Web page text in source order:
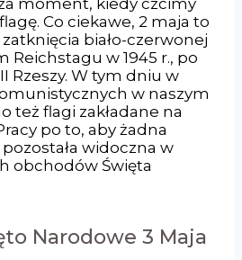
Co ciekawe, 2 maja to
biało-czerwonej
Reichstagu w 1945 r., po
Rzeszy. W tym dniu w
w naszym
też flagi zakładane na
po to, aby żadna
widoczna w
obchodów Święta
Narodowe 3 Maja